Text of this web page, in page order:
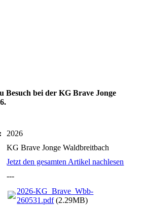
Besuch bei der KG Brave Jonge
2026
KG Brave Jonge Waldbreitbach
Jetzt den gesamten Artikel nachlesen
---
2026-KG_Brave_Wbb-
260531.pdf(2.29MB)